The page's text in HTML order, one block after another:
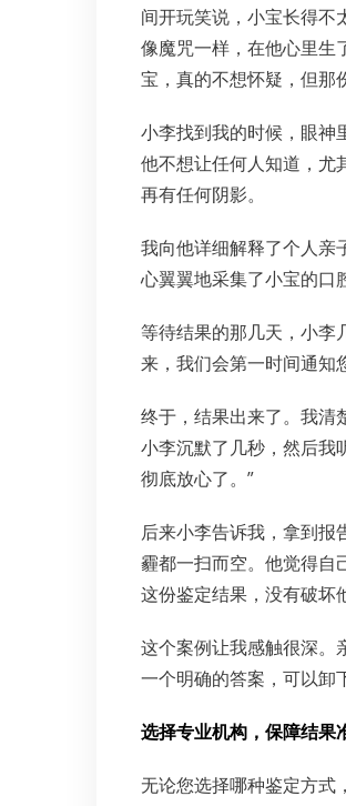
间开玩笑说，小宝长得不
像魔咒一样，在他心里生
宝，真的不想怀疑，但那
小李找到我的时候，眼神
他不想让任何人知道，尤
再有任何阴影。
我向他详细解释了个人亲
心翼翼地采集了小宝的口
等待结果的那几天，小李
来，我们会第一时间通知
终于，结果出来了。我清
小李沉默了几秒，然后我
彻底放心了。”
后来小李告诉我，拿到
霾都一扫而空。他觉得自
这份鉴定结果，没有破坏
这个案例让我感触很深。
一个明确的答案，可以卸
选择专业机构，保障结果
无论您选择哪种鉴定方式